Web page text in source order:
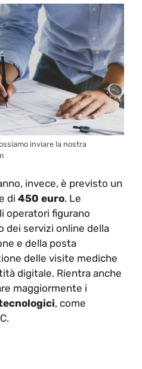
inviare la nostra
invece, è previsto un
di 450 euro. Le
operatori figurano
dei servizi online della
e della posta
delle visite mediche
digitale. Rientra anche
maggiormente i
, come